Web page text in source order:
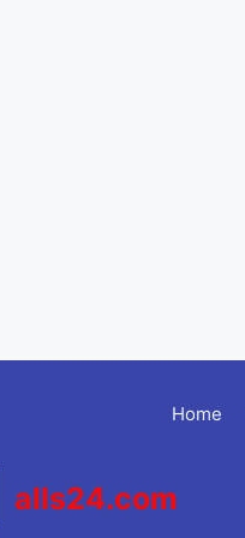
Home
alls24.com